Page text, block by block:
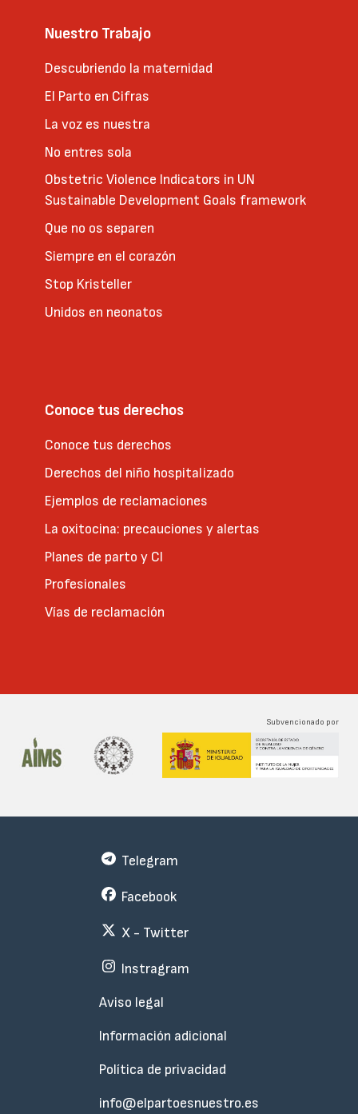
Nuestro Trabajo
Descubriendo la maternidad
El Parto en Cifras
La voz es nuestra
No entres sola
Obstetric Violence Indicators in UN
Sustainable Development Goals framework
Que no os separen
Siempre en el corazón
Stop Kristeller
Unidos en neonatos
Conoce tus derechos
Conoce tus derechos
Derechos del niño hospitalizado
Ejemplos de reclamaciones
La oxitocina: precauciones y alertas
Planes de parto y CI
Profesionales
Vías de reclamación
Subvencionado por
Subfooter
Telegram
Facebook
X - Twitter
Instragram
Aviso legal
Información adicional
Política de privacidad
info@elpartoesnuestro.es